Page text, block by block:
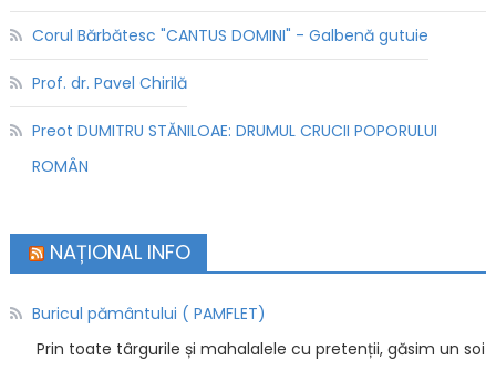
Corul Bărbătesc "CANTUS DOMINI" - Galbenă gutuie
Prof. dr. Pavel Chirilă
Preot DUMITRU STĂNILOAE: DRUMUL CRUCII POPORULUI
ROMÂN
NAȚIONAL INFO
Buricul pământului ( PAMFLET)
Prin toate târgurile și mahalalele cu pretenții, găsim un soi